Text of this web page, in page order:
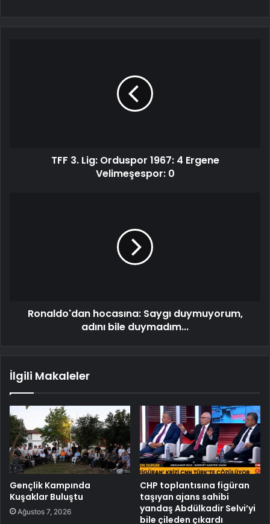
TFF 3. Lig: Orduspor 1967: 4 Ergene
Velimeşespor: 0
Ronaldo'dan hocasına: Saygı duymuyorum,
adını bile duymadım...
İlgili Makaleler
Gençlik Kampında
Kuşaklar Buluştu
Ağustos 7, 2026
CHP toplantısına figüran
taşıyan ajans sahibi
yandaş Abdülkadir Selvi’yi
bile çileden çıkardı